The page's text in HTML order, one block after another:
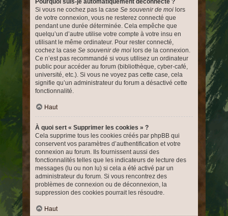
Pourquoi suis-je automatiquement déconnecté ?
Si vous ne cochez pas la case Se souvenir de moi lors
de votre connexion, vous ne resterez connecté que
pendant une durée déterminée. Cela empêche que
quelqu’un d’autre utilise votre compte à votre insu en
utilisant le même ordinateur. Pour rester connecté,
cochez la case Se souvenir de moi lors de la connexion.
Ce n’est pas recommandé si vous utilisez un ordinateur
public pour accéder au forum (bibliothèque, cyber-café,
université, etc.). Si vous ne voyez pas cette case, cela
signifie qu’un administrateur du forum a désactivé cette
fonctionnalité.
Haut
À quoi sert « Supprimer les cookies » ?
Cela supprime tous les cookies créés par phpBB qui
conservent vos paramètres d’authentification et votre
connexion au forum. Ils fournissent aussi des
fonctionnalités telles que les indicateurs de lecture des
messages (lu ou non lu) si cela a été activé par un
administrateur du forum. Si vous rencontrez des
problèmes de connexion ou de déconnexion, la
suppression des cookies pourrait les résoudre.
Haut